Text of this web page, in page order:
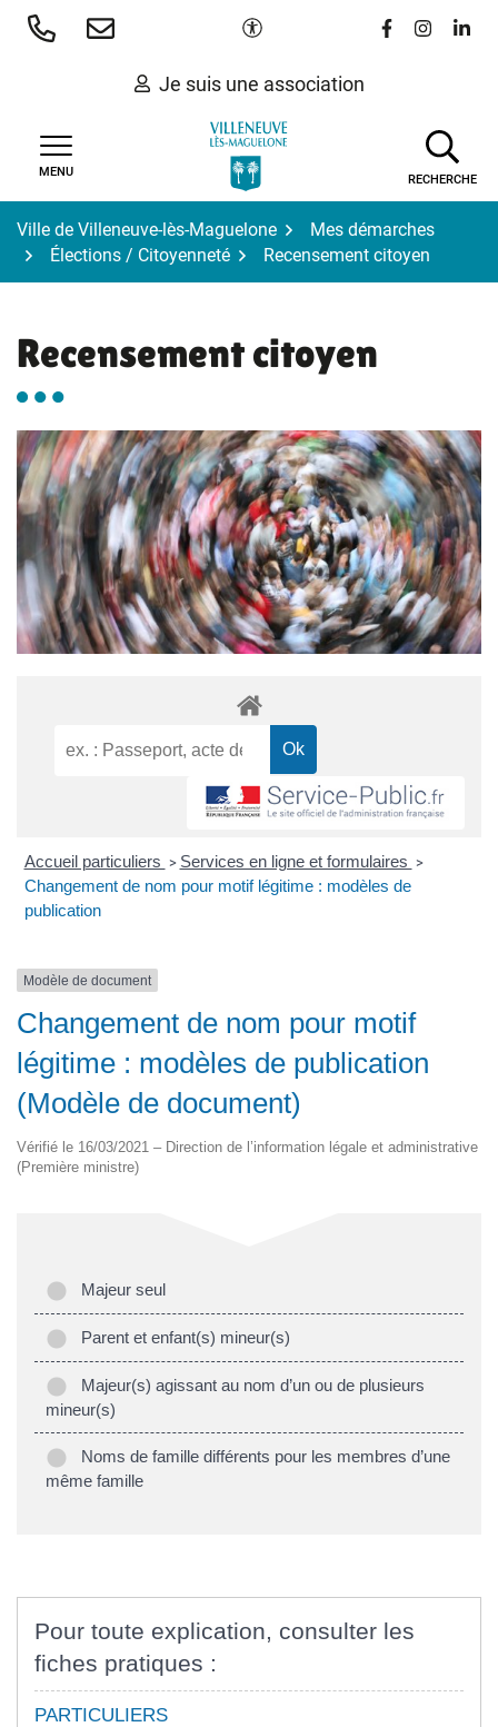
Aller
Paramètres d'accessibilité
Lien vers le
Lien vers
Lien
Je suis une association
MENU
RECHERCHE
Ville de Villeneuve-lès-Maguelone
Mes démarches
Élections / Citoyenneté
Recensement citoyen
Recensement citoyen
Accueil particuliers > Services en ligne et formulaires >
Changement de nom pour motif légitime : modèles de
publication
Modèle de document
Changement de nom pour motif
légitime : modèles de publication
(Modèle de document)
Vérifié le 16/03/2021 – Direction de l’information légale et administrative
(Première ministre)
Majeur seul
Parent et enfant(s) mineur(s)
Majeur(s) agissant au nom d’un ou de plusieurs
mineur(s)
Noms de famille différents pour les membres d’une
même famille
Pour toute explication, consulter les
fiches pratiques :
PARTICULIERS